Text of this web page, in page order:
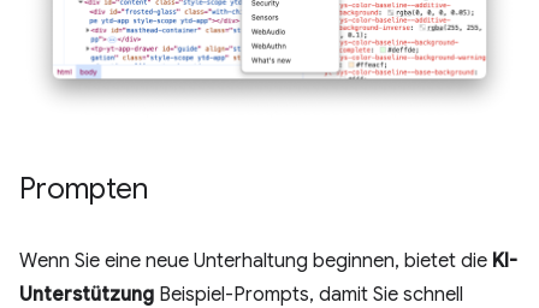
Prompten
Wenn Sie eine neue Unterhaltung beginnen, bietet die KI-
Unterstützung Beispiel-Prompts, damit Sie schnell